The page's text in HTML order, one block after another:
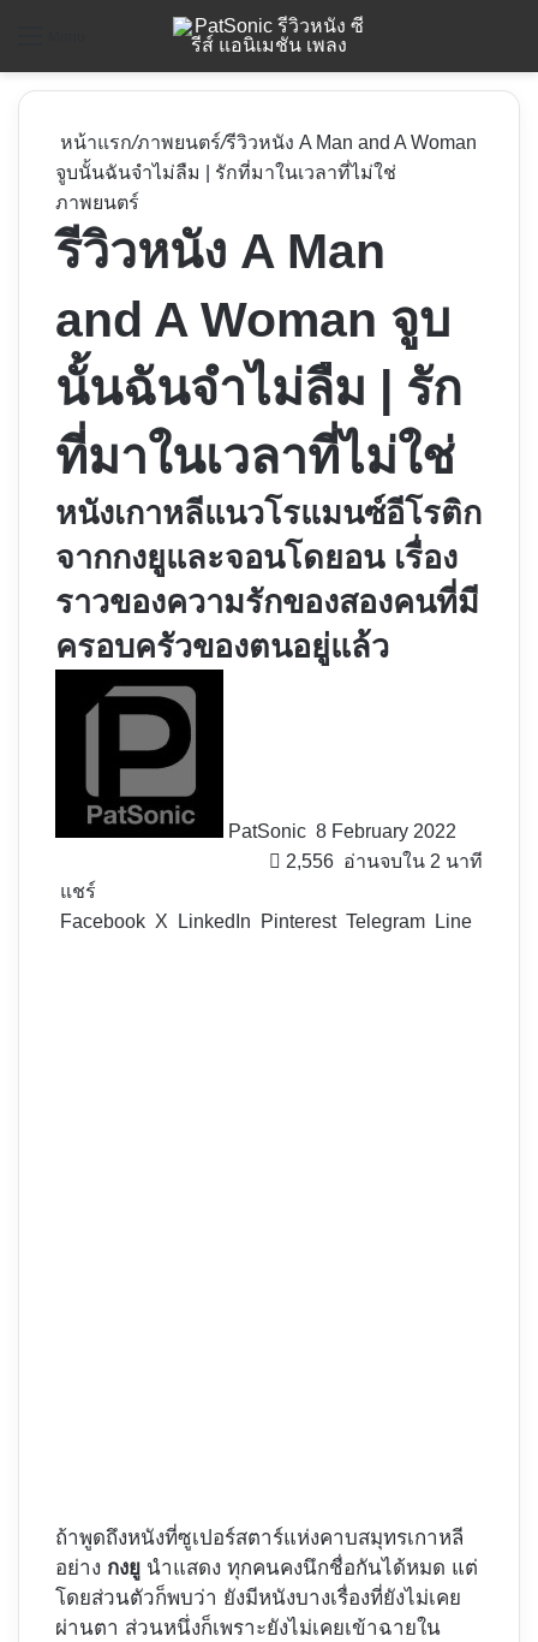
หน้าแรก/ภาพยนตร์/รีวิวหนัง A Man and A Woman
จูบนั้นฉันจำไม่ลืม | รักที่มาในเวลาที่ไม่ใช่
ภาพยนตร์
รีวิวหนัง A Man
and A Woman จูบ
นั้นฉันจำไม่ลืม | รัก
ที่มาในเวลาที่ไม่ใช่
หนังเกาหลีแนวโรแมนซ์อีโรติก
จากกงยูและจอนโดยอน เรื่อง
ราวของความรักของสองคนที่มี
ครอบครัวของตนอยู่แล้ว
PatSonic 8 February 2022
2,556 อ่านจบใน 2 นาที
แชร์
Facebook X LinkedIn Pinterest Telegram Line
ถ้าพูดถึงหนังที่ซูเปอร์สตาร์แห่งคาบสมุทรเกาหลี
อย่าง กงยู นำแสดง ทุกคนคงนึกชื่อกันได้หมด แต่
โดยส่วนตัวก็พบว่า ยังมีหนังบางเรื่องที่ยังไม่เคย
ผ่านตา ส่วนหนึ่งก็เพราะยังไม่เคยเข้าฉายใน